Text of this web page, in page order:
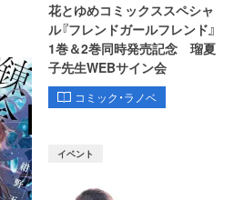
花とゆめコミックススペシャ
ル『フレンドガールフレンド』
1巻＆2巻同時発売記念 瑠夏
子先生WEBサイン会
コミック・ラノベ
イベント